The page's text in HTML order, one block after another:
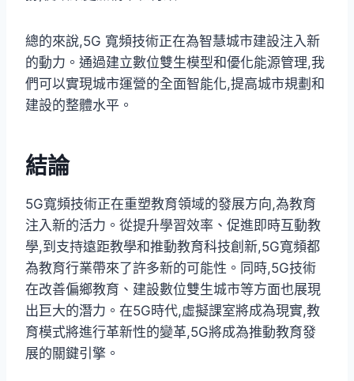
總的來說,5G 寬頻技術正在為智慧城市建設注入新
的動力。通過建立數位雙生模型和優化能源管理,我
們可以實現城市運營的全面智能化,提高城市規劃和
建設的整體水平。
結論
5G寬頻技術正在重塑教育領域的發展方向,為教育
注入新的活力。從提升學習效率、促進即時互動教
學,到支持遠距教學和推動教育科技創新,5G寬頻都
為教育行業帶來了許多新的可能性。同時,5G技術
在改善偏鄉教育、建設數位雙生城市等方面也展現
出巨大的潛力。在5G時代,虛擬課室將成為現實,教
育模式將進行革新性的變革,5G將成為推動教育發
展的關鍵引擎。